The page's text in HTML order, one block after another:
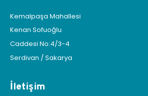
Kemalpaşa Mahallesi
Kenan Sofuoğlu
Caddesi No:4/3-4
Serdivan / Sakarya
İletişim